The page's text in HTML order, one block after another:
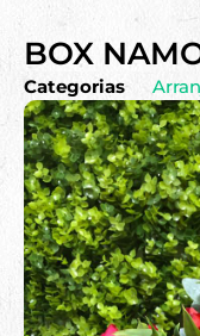
BOX
Categorias